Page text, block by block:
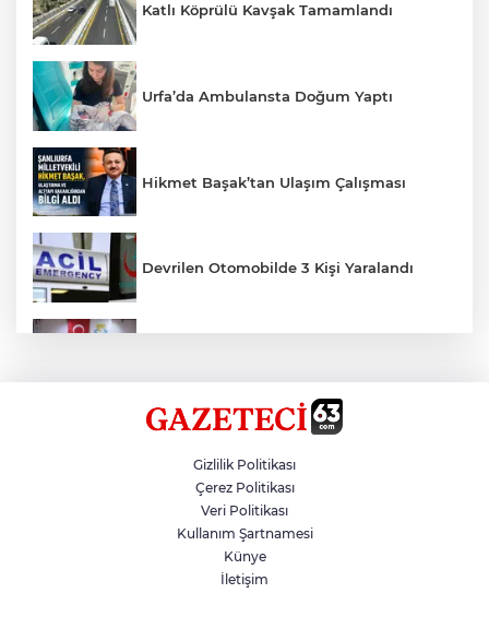
Katlı Köprülü Kavşak Tamamlandı
Urfa’da Ambulansta Doğum Yaptı
Hikmet Başak’tan Ulaşım Çalışması
Devrilen Otomobilde 3 Kişi Yaralandı
Taş Tepelere Yurt Dışı Tanıtımı
Fenerbahçe, Avantaj Elde Etti
Gizlilik Politikası
Çerez Politikası
Veri Politikası
Kullanım Şartnamesi
Künye
İletişim